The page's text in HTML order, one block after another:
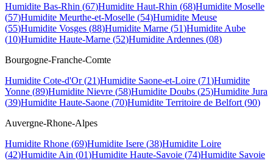
Humidite Bas-Rhin (67)Humidite Haut-Rhin (68)Humidite Moselle
(57)Humidite Meurthe-et-Moselle (54)Humidite Meuse
(55)Humidite Vosges (88)Humidite Marne (51)Humidite Aube
(10)Humidite Haute-Marne (52)Humidite Ardennes (08)
Bourgogne-Franche-Comte
Humidite Cote-d'Or(21)Humidite Saone-et-Loire (71)Humidite
Yonne (89)Humidite Nievre (58)Humidite Doubs (25)Humidite Jura
(39)Humidite Haute-Saone (70)Humidite Territoire de Belfort (90)
Auvergne-Rhone-Alpes
Humidite Rhone (69)Humidite Isere (38)Humidite Loire
(42)Humidite Ain (01)Humidite Haute-Savoie (74)Humidite Savoie